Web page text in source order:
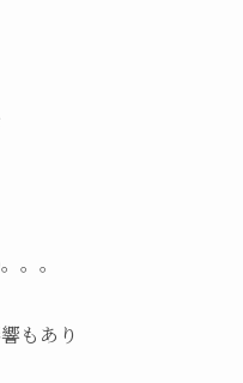
。。
もあり